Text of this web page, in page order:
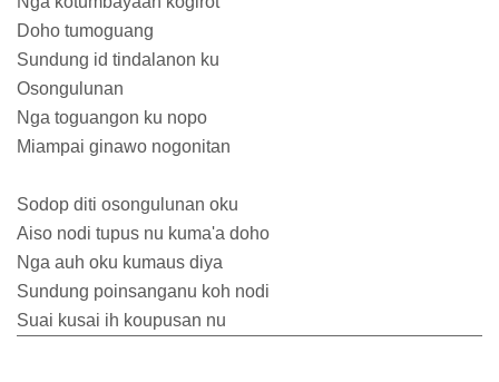
Doho tumoguang
Sundung id tindalanon ku
Osongulunan
Nga toguangon ku nopo
Miampai ginawo nogonitan
Sodop diti osongulunan oku
Aiso nodi tupus nu kuma'a doho
Nga auh oku kumaus diya
Sundung poinsanganu koh nodi
Suai kusai ih koupusan nu